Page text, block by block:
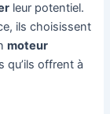
leur potentiel.
ils choisissent
moteur
qu’ils offrent à